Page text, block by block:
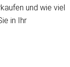
und wie viel
in Ihr